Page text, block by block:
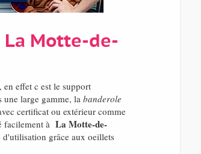
La Motte-de-
en effet c est le support
une large gamme, la banderole
certificat ou extérieur comme
facilement à La Motte-de-
grâce aux oeillets